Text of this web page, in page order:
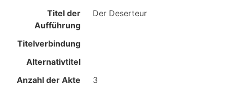
Titel der
Aufführung
Der Deserteur
Titelverbindung
Alternativtitel
Anzahl der Akte
3